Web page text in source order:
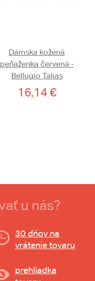
Dámska kožená
peňaženka červená -
Bellugio Talias
16,14 €
u nás?
30 dňov na
vrátenie tovaru
prehliadka